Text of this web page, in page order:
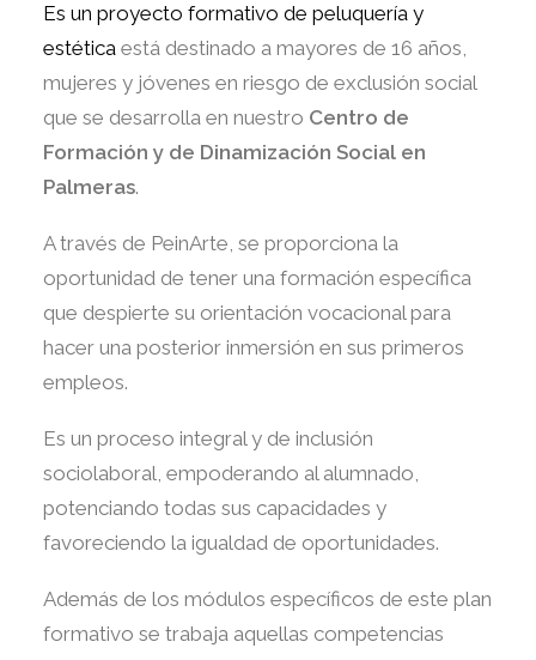
Es un proyecto formativo de peluquería y
estética está destinado a mayores de 16 años,
mujeres y jóvenes en riesgo de exclusión social
que se desarrolla en nuestro Centro de
Formación y de Dinamización Social en
Palmeras.
A través de PeinArte, se proporciona la
oportunidad de tener una formación específica
que despierte su orientación vocacional para
hacer una posterior inmersión en sus primeros
empleos.
Es un proceso integral y de inclusión
sociolaboral, empoderando al alumnado,
potenciando todas sus capacidades y
favoreciendo la igualdad de oportunidades.
Además de los módulos específicos de este plan
formativo se trabaja aquellas competencias